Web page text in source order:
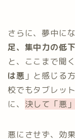
さらに、夢中に
足、集中力の低下
と、ここまで聞く
は悪 」と感じる
校でもタブレッ
に、 決して「悪
悪にさせず、効